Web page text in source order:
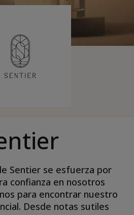
Sentier se esfuerza por
confianza en nosotros
para encontrar nuestro
Desde notas sutiles